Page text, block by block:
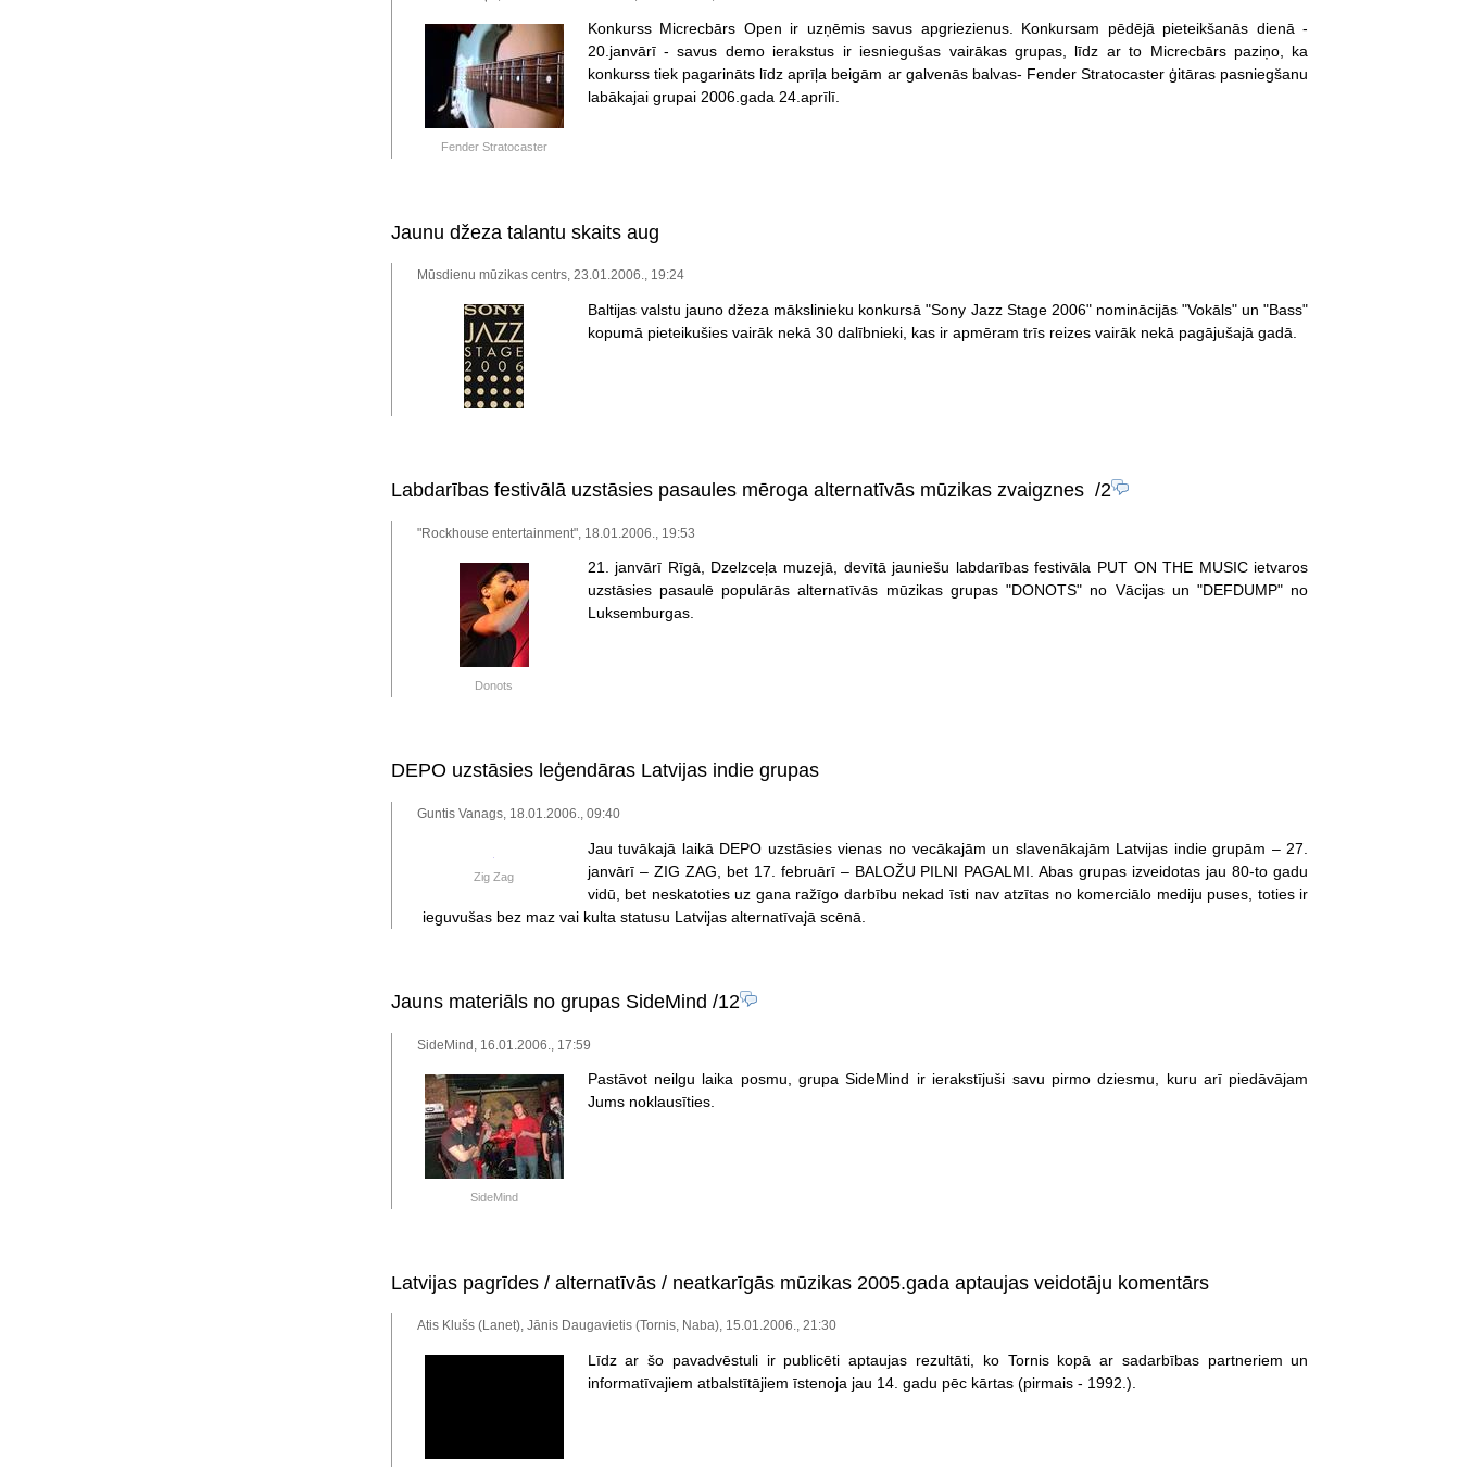
Fender Stratocaster
Konkurss Micrecbārs Open ir uzņēmis savus apgriezienus. Konkursam pēdējā pieteikšanās dienā -
20.janvārī - savus demo ierakstus ir iesniegušas vairākas grupas, līdz ar to Micrecbārs paziņo, ka
konkurss tiek pagarināts līdz aprīļa beigām ar galvenās balvas- Fender Stratocaster ģitāras pasniegšanu
labākajai grupai 2006.gada 24.aprīlī.
Jaunu džeza talantu skaits aug
Mūsdienu mūzikas centrs, 23.01.2006., 19:24
Baltijas valstu jauno džeza mākslinieku konkursā "Sony Jazz Stage 2006" nominācijās "Vokāls" un "Bass"
kopumā pieteikušies vairāk nekā 30 dalībnieki, kas ir apmēram trīs reizes vairāk nekā pagājušajā gadā.
Labdarības festivālā uzstāsies pasaules mēroga alternatīvās mūzikas zvaigznes /2
"Rockhouse entertainment", 18.01.2006., 19:53
Donots
21. janvārī Rīgā, Dzelzceļa muzejā, devītā jauniešu labdarības festivāla PUT ON THE MUSIC ietvaros
uzstāsies pasaulē populārās alternatīvās mūzikas grupas "DONOTS" no Vācijas un "DEFDUMP" no
Luksemburgas.
DEPO uzstāsies leģendāras Latvijas indie grupas
Guntis Vanags, 18.01.2006., 09:40
Zig Zag
Jau tuvākajā laikā DEPO uzstāsies vienas no vecākajām un slavenākajām Latvijas indie grupām – 27.
janvārī – ZIG ZAG, bet 17. februārī – BALOŽU PILNI PAGALMI. Abas grupas izveidotas jau 80-to gadu
vidū, bet neskatoties uz gana ražīgo darbību nekad īsti nav atzītas no komerciālo mediju puses, toties ir
ieguvušas bez maz vai kulta statusu Latvijas alternatīvajā scēnā.
Jauns materiāls no grupas SideMind /12
SideMind, 16.01.2006., 17:59
SideMind
Pastāvot neilgu laika posmu, grupa SideMind ir ierakstījuši savu pirmo dziesmu, kuru arī piedāvājam
Jums noklausīties.
Latvijas pagrīdes / alternatīvās / neatkarīgās mūzikas 2005.gada aptaujas veidotāju komentārs
Atis Klušs (Lanet), Jānis Daugavietis (Tornis, Naba), 15.01.2006., 21:30
Līdz ar šo pavadvēstuli ir publicēti aptaujas rezultāti, ko Tornis kopā ar sadarbības partneriem un
informatīvajiem atbalstītājiem īstenoja jau 14. gadu pēc kārtas (pirmais - 1992.).